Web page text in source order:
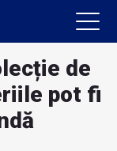
de
pot fi